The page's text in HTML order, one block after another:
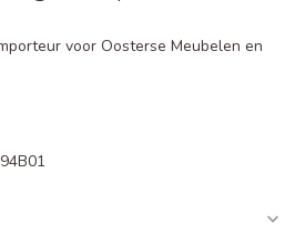
voor Oosterse Meubelen en